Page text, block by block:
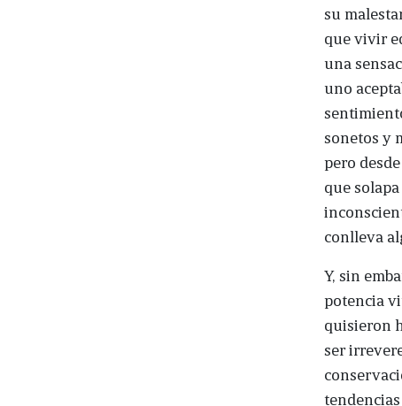
su
que vivir
una
uno
sonetos y
pero
que
conlleva
Y, sin
potencia
quisieron
ser
tendencias